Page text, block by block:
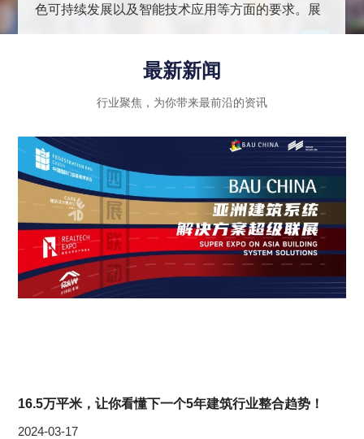
色可持续发展以及智能技术应用等方面的要求。展
用，同时注重政策法规的引导和推动作用，进一步
推动建筑行业向高质量发展迈进。
最新新闻
行业聚焦，为你带来最前沿的资讯
16.5万平米，让你看懂下一个5年建筑行业整合趋势！
2024-03-17